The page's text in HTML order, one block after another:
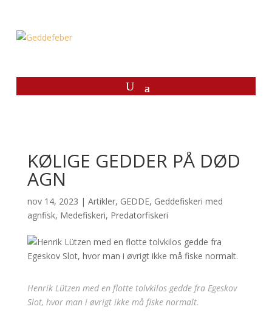
KØLIGE GEDDER PÅ DØD
AGN
nov 14, 2023 | Artikler, GEDDE, Geddefiskeri med
agnfisk, Medefiskeri, Predatorfiskeri
Henrik Lützen med en flotte tolvkilos gedde fra Egeskov
Slot, hvor man i øvrigt ikke må fiske normalt.